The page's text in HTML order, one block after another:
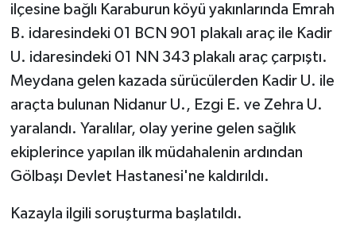
ilçesine bağlı Karaburun köyü yakınlarında Emrah
B. idaresindeki 01 BCN 901 plakalı araç ile Kadir
U. idaresindeki 01 NN 343 plakalı araç çarpıştı.
Meydana gelen kazada sürücülerden Kadir U. ile
araçta bulunan Nidanur U., Ezgi E. ve Zehra U.
yaralandı. Yaralılar, olay yerine gelen sağlık
ekiplerince yapılan ilk müdahalenin ardından
Gölbaşı Devlet Hastanesi'ne kaldırıldı.
Kazayla ilgili soruşturma başlatıldı.